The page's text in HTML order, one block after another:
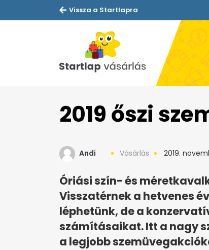
Vissza a Startlapra
2019 őszi
Andi Vásárlás 2019.
Óriási szín- és
Visszatérnek a hetvenes
léphetünk, de a
számításaikat. Itt a nagy
a legjobb